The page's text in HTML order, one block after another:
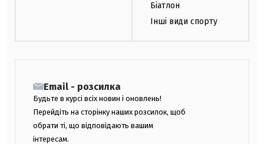
Біатлон
Інші види спорту
Email - розсилка
Будьте в курсі всіх новин і оновлень!
Перейдіть на сторінку наших розсилок, щоб
обрати ті, що відповідають вашим
інтересам.